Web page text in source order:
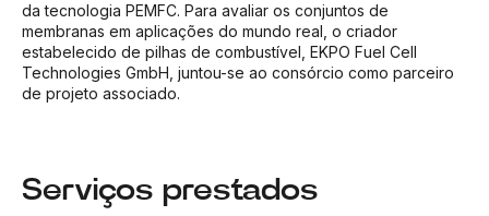
da tecnologia PEMFC. Para avaliar os conjuntos de
membranas em aplicações do mundo real, o criador
estabelecido de pilhas de combustível, EKPO Fuel Cell
Technologies GmbH, juntou-se ao consórcio como parceiro
de projeto associado.
Serviços prestados